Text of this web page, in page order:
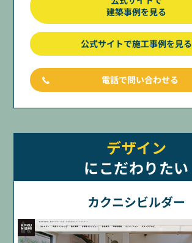
建築事例を見る
公式サイトで施工事例を見る
電話で問い合わせる
デザイン
にこだわりたい
カクニシビルダー